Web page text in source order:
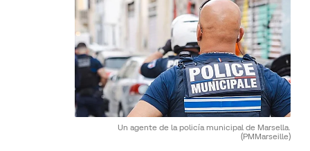
Un agente de la policía municipal de Marsella.
(PMMarseille)